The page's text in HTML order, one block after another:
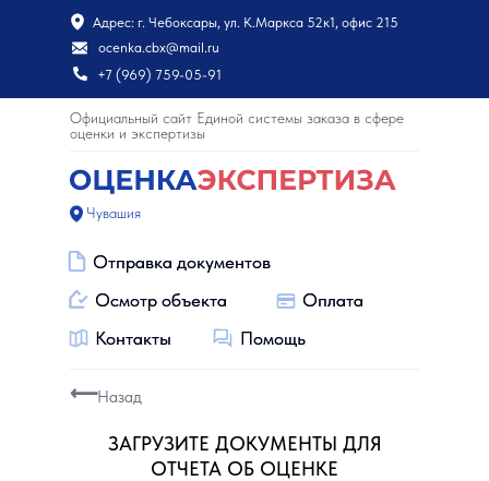
Адрес: г. Чебоксары, ул. К.Маркса 52к1, офис 215
ocenka.cbx@mail.ru
+7 (969) 759-05-91
Официальный сайт Единой системы заказа в сфере
оценки и экспертизы
Чувашия
Отправка документов
Отправка документов
Оплата
Осмотр объекта
Контакты
Оплата
Осмотр объекта
Контакты
Помощь
Помощь
ЗАГРУЗИТЕ ДОКУМЕНТЫ ДЛЯ
ОТЧЕТА ОБ ОЦЕНКЕ
Назад
⟵